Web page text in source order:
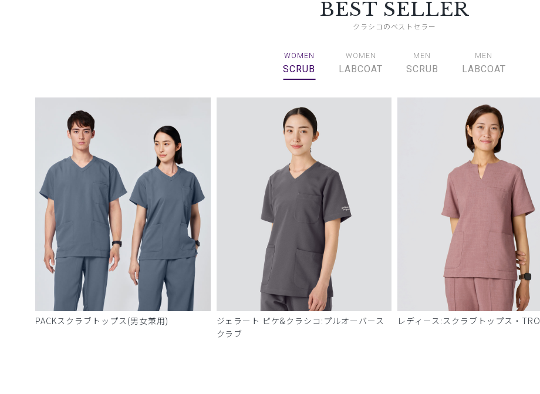
BEST SELLER
クラシコのベストセラー
WOMEN
SCRUB
WOMEN
LABCOAT
MEN
SCRUB
MEN
LABCOAT
PACKスクラブトップス(男女兼用)
ジェラート ピケ&クラシコ:プルオーバース
クラブ
レディース:スクラブトップス・TRO